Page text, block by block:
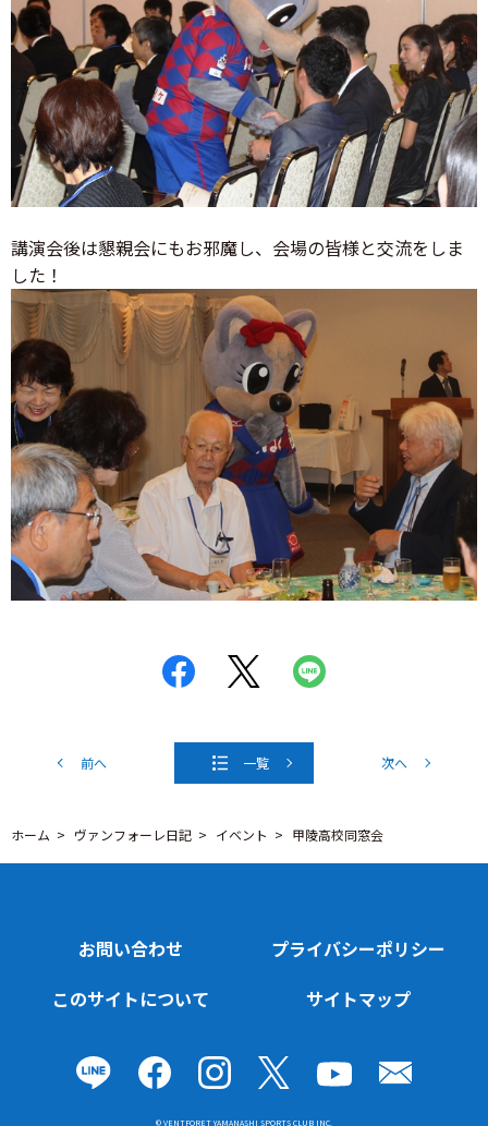
講演会後は懇親会にもお邪魔し、会場の皆様と交流をしま
した！
前へ 一覧 次へ
ホーム ヴァンフォーレ日記 イベント 甲陵高校同窓会
お問い合わせ
プライバシーポリシー
このサイトについて
サイトマップ
© VENTFORET YAMANASHI SPORTS CLUB INC.